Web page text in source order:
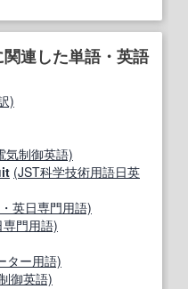
関連した単語・英語
)
気制御英語)
(JST科学技術用語日英
英日専門用語)
門用語)
ター用語)
御英語)